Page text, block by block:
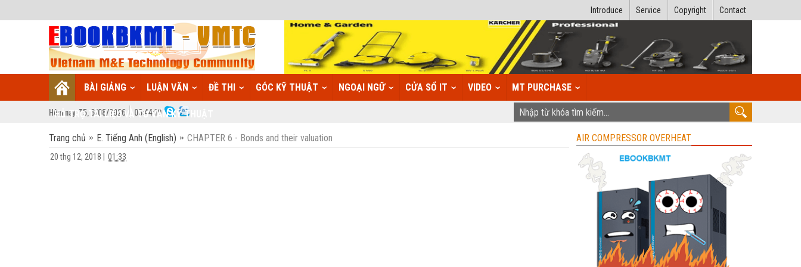
Contact
Copyright
Service
Introduce
BÀI GIẢNG LUẬN VĂN ĐỀ THI GÓC KỸ THUẬT NGOẠI NGỮ CỬA SỔ IT VIDEO MT PURCHASE
HỖ TRỢ TÀI LIỆU VÀ TƯ VẤN KỸ THUẬT
Hôm nay: T5, 6/08/2026 03:44:20
Trang chủ E. Tiếng Anh (English) CHAPTER 6 - Bonds and their valuation
20 thg 12, 2018 01:33
AIR COMPRESSOR OVERHEAT